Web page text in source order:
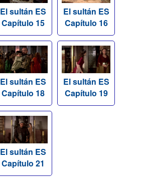
El sultán ES
Capítulo 15
El sultán ES
Capítulo 16
El sultán ES
Capítulo 18
El sultán ES
Capítulo 19
El sultán ES
Capítulo 21